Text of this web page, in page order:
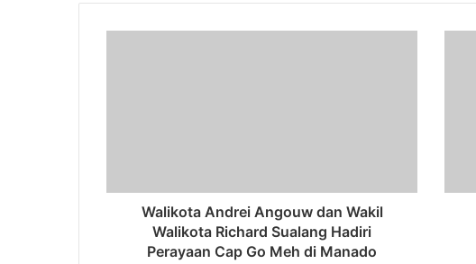
Walikota Andrei Angouw dan Wakil
Walikota Richard Sualang Hadiri
Perayaan Cap Go Meh di Manado